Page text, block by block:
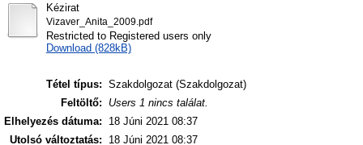
Kézirat
Vizaver_Anita_2009.pdf
Restricted to Registered users only
Download (828kB)
Tétel típus: Szakdolgozat (Szakdolgozat)
Feltöltő:
Users 1 nincs találat.
Elhelyezés dátuma:
18 Júni 2021 08:37
Utolsó változtatás:
18 Júni 2021 08:37